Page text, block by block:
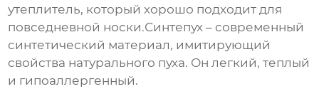
утеплитель, который хорошо подходит для
повседневной носки.Синтепух – современный
синтетический материал, имитирующий
свойства натурального пуха. Он легкий, теплый
и гипоаллергенный.